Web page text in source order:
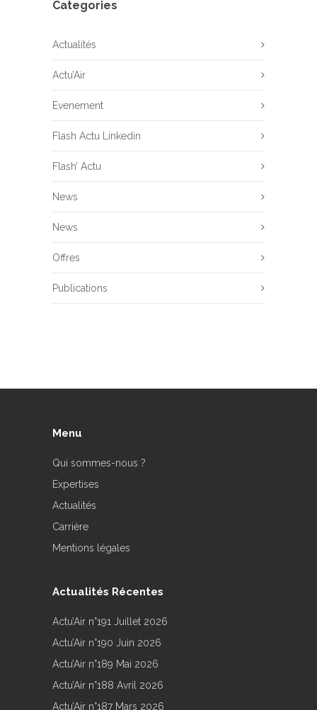
Categories
Actualités
Actu’Air
Evenement
Flash Actu Linkedin
Flash’ Actu
News
News
Offres
Publications
Menu
Qui sommes-nous ?
Expertises
Actualités
Carrière
Mentions légales
Actualités Récentes
Actu’Air n°191 Juillet 2026
Actu’Air n°190 Juin 2026
Actu’Air n°189 Mai 2026
Actu’Air n°188 Avril 2026
Actu’Air n°187 Mars 2026